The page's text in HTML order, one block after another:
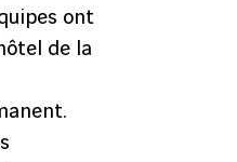
ont
de la